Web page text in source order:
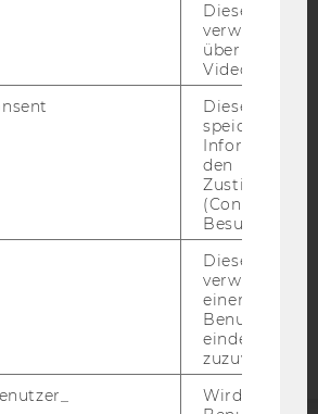
WEBSEITE
SOCIAL MEDIA
UND STUDIERENDE
Barrierefreiheitserklärung
Dieses
verwendet,
überprüfen,
Video
Dieses Cookie
speichert
den
(Consent)
Besuchers.
Dieses
verwendet,
einem/einer
Benutzer*in
eindeutige ID
zuzuweisen
Wird gesetzt,